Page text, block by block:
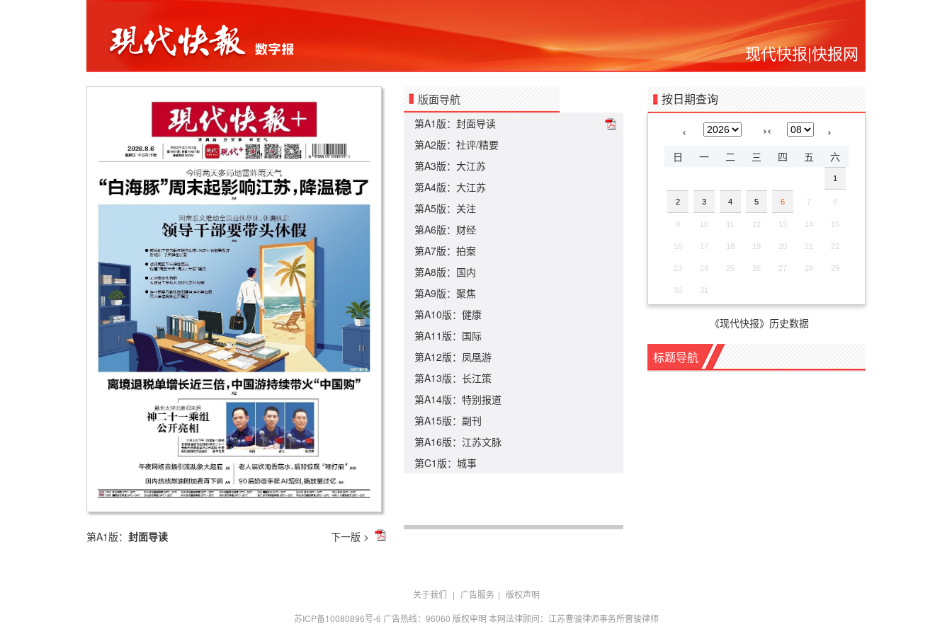
现代快报|快报网
第A1版： 封面导读 下一版 >
版面导航
第A1版：封面导读
第A2版：社评/精要
第A3版：大江苏
第A4版：大江苏
第A5版：关注
第A6版：财经
第A7版：拍案
第A8版：国内
第A9版：聚焦
第A10版：健康
第A11版：国际
第A12版：凤凰游
第A13版：长江策
第A14版：特别报道
第A15版：副刊
第A16版：江苏文脉
第C1版：城事
按日期查询
‹ ›‹ ›
日 一 二 三 四 五 六
1
2 3 4 5 6 7 8
9 10 11 12 13 14 15
16 17 18 19 20 21 22
23 24 25 26 27 28 29
30 31
《现代快报》历史数据
标题导航
关于我们 | 广告服务 | 版权声明
苏ICP备10080896号-6 广告热线：96060 版权申明 本网法律顾问：江苏曹骏律师事务所曹骏律师